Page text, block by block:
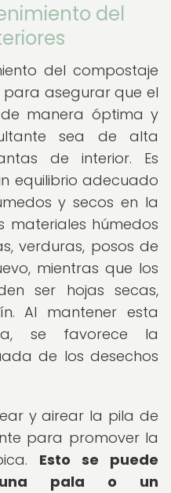
del
del compostaje
para asegurar que el
manera óptima y
sea de alta
de interior. Es
equilibrio adecuado
y secos en la
materiales húmedos
verduras, posos de
mientras que los
ser hojas secas,
Al mantener esta
se favorece la
de los desechos
y airear la pila de
para promover la
Esto se puede
una pala o un